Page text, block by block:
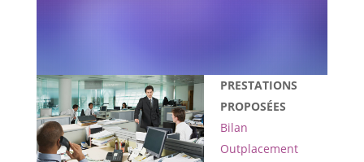
PRESTATIONS
PROPOSÉES
Bilan
Outplacement